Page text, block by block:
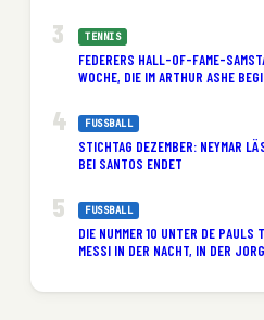
TENNIS
FEDERERS HALL-OF-FAME-
WOCHE, DIE IM ARTHUR ASHE
FUSSBALL
STICHTAG DEZEMBER: NEYMAR
BEI SANTOS ENDET
FUSSBALL
DIE NUMMER 10 UNTER DE PAULS
MESSI IN DER NACHT, IN DER